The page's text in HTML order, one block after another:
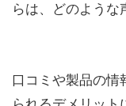
らは、どのような
口コミや製品の情